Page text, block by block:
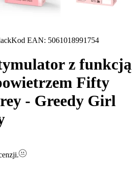
Kod EAN: 5061018991754
z funkcją
Fifty
- Greedy Girl